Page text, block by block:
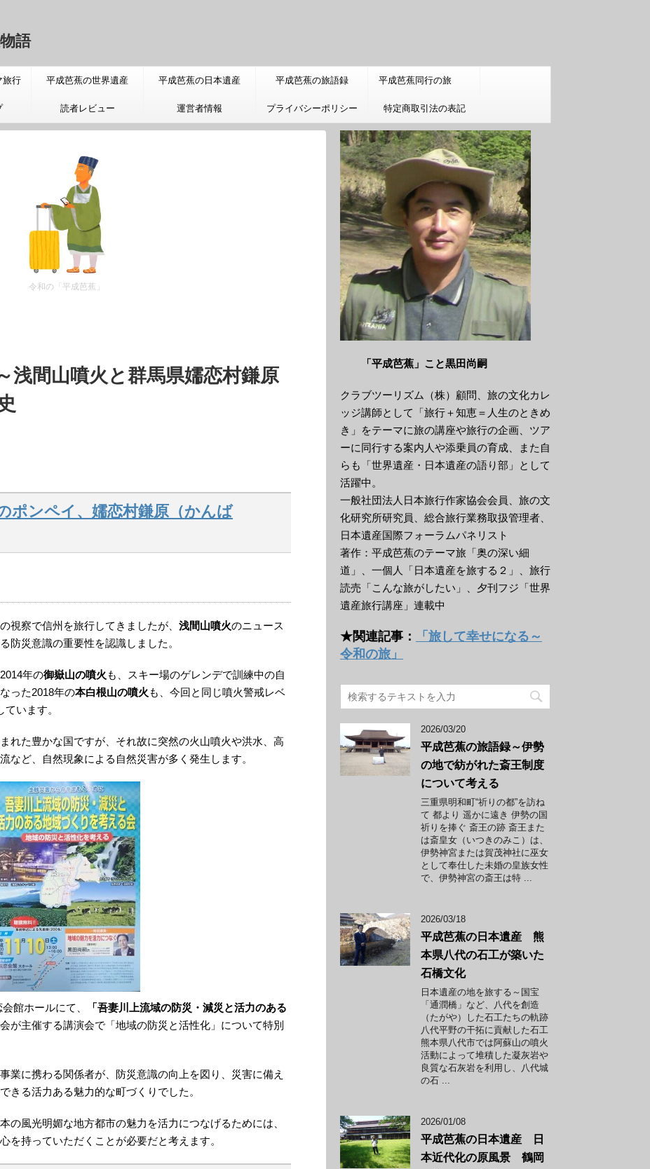
語
旅行 平成芭蕉の世界遺産 平成芭蕉の日本遺産 平成芭蕉の旅語録 平成芭蕉同行の旅
読者レビュー 運営者情報 プライバシーポリシー 特定商取引法の表記
令和の「平成芭蕉」
浅間山噴火と群馬県嬬恋村鎌原
ポンペイ、嬬恋村鎌原（かんば
視察で信州を旅行してきましたが、 浅間山噴火のニュース
防災意識の重要性を認識しました。
年の御嶽山の噴火も、スキー場のゲレンデで訓練中の自
った2018年の本白根山の噴火も、今回と同じ噴火警戒レベ
います。
れた豊かな国ですが、それ故に突然の火山噴火や洪水、高
など、自然現象による自然災害が多く発生します。
館ホールにて、
「吾妻川上流域の防災・減災と活力のある
が主催する講演会で「地域の防災と活性化」について特別
業に携わる関係者が、防災意識の向上を図り、災害に備え
きる活力ある魅力的な町づくりでした。
の風光明媚な地方都市の魅力を活力につなげるためには、
を持っていただくことが必要だと考えます。
「平成芭蕉」こと黒田尚嗣
クラブツーリズム（株）顧問、旅の文化カレ
ッジ講師として「旅行＋知恵＝人生のときめ
き」をテーマに旅の講座や旅行の企画、ツア
ーに同行する案内人や添乗員の育成、また自
らも「世界遺産・日本遺産の語り部」として
活躍中。
一般社団法人日本旅行作家協会会員、旅の文
化研究所研究員、総合旅行業務取扱管理者、
日本遺産国際フォーラムパネリスト
著作：平成芭蕉のテーマ旅「奥の深い細
道」、一個人「日本遺産を旅する２」、旅行
読売「こんな旅がしたい」、夕刊フジ「世界
遺産旅行講座」連載中
★関連記事：
「旅して幸せになる～
令和の旅」
2026/03/20
平成芭蕉の旅語録～伊勢
の地で紡がれた斎王制度
について考える
三重県明和町“祈りの都”を訪ね
て 都より 遥かに遠き 伊勢の国
祈りを捧ぐ 斎王の跡 斎王また
は斎皇女（いつきのみこ）は、
伊勢神宮または賀茂神社に巫女
として奉仕した未婚の皇族女性
で、伊勢神宮の斎王は特 ...
2026/03/18
平成芭蕉の日本遺産 熊
本県八代の石工が築いた
石橋文化
日本遺産の地を旅する～国宝
「通潤橋」など、八代を創造
（たがや）した石工たちの軌跡
八代平野の干拓に貢献した石工
熊本県八代市では阿蘇山の噴火
活動によって堆積した凝灰岩や
良質な石灰岩を利用し、八代城
の石 ...
2026/01/08
平成芭蕉の日本遺産 日
本近代化の原風景 鶴岡